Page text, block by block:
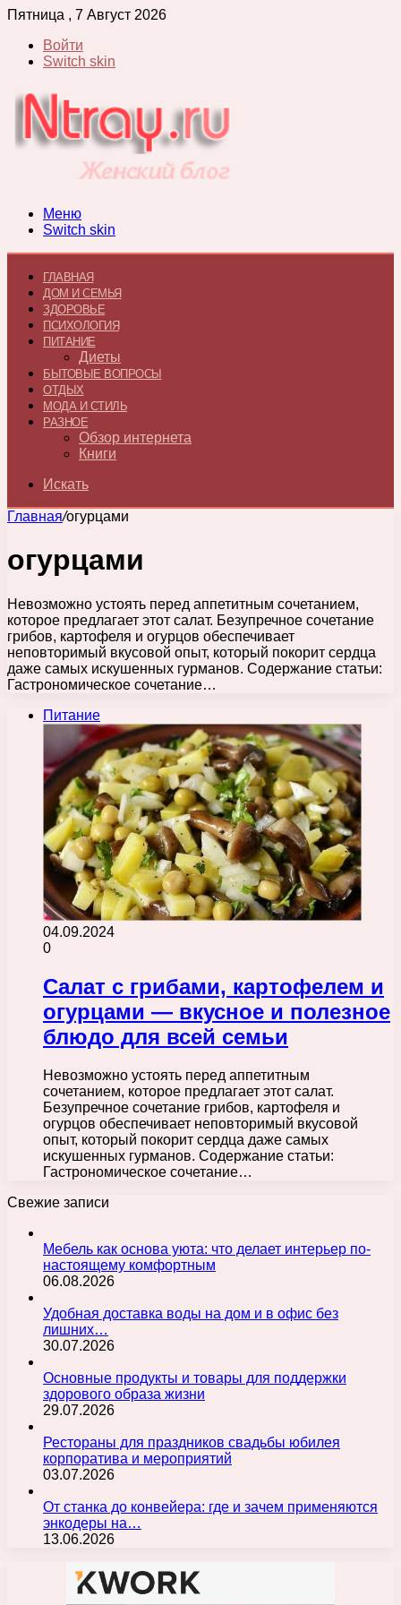
Пятница , 7 Август 2026
Войти
Switch skin
Меню
Switch skin
ГЛАВНАЯ
ДОМ И СЕМЬЯ
ЗДОРОВЬЕ
ПСИХОЛОГИЯ
ПИТАНИЕ
Диеты
БЫТОВЫЕ ВОПРОСЫ
ОТДЫХ
МОДА И СТИЛЬ
РАЗНОЕ
Обзор интернета
Книги
Искать
Главная/огурцами
огурцами
Невозможно устоять перед аппетитным сочетанием,
которое предлагает этот салат. Безупречное сочетание
грибов, картофеля и огурцов обеспечивает
неповторимый вкусовой опыт, который покорит сердца
даже самых искушенных гурманов. Содержание статьи:
Гастрономическое сочетание…
Питание
04.09.2024
0
Салат с грибами, картофелем и
огурцами — вкусное и полезное
блюдо для всей семьи
Невозможно устоять перед аппетитным
сочетанием, которое предлагает этот салат.
Безупречное сочетание грибов, картофеля и
огурцов обеспечивает неповторимый вкусовой
опыт, который покорит сердца даже самых
искушенных гурманов. Содержание статьи:
Гастрономическое сочетание…
Свежие записи
Мебель как основа уюта: что делает интерьер по-
настоящему комфортным
06.08.2026
Удобная доставка воды на дом и в офис без
лишних…
30.07.2026
Основные продукты и товары для поддержки
здорового образа жизни
29.07.2026
Рестораны для праздников свадьбы юбилея
корпоратива и мероприятий
03.07.2026
От станка до конвейера: где и зачем применяются
энкодеры на…
13.06.2026